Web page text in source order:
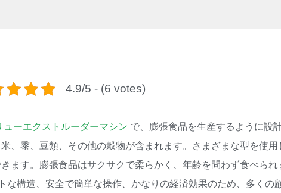
4.9/5 - (6 votes)
ューエクストルーダーマシン で、膨張食品を生産するように設
、黍、豆類、その他の穀物が含まれます。さまざまな型を使用
ます。膨張食品はサクサクで柔らかく、年齢を問わず食べられ
な構造、安全で簡単な操作、かなりの経済効果のため、多くの